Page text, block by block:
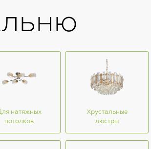
натяжных
потолков
Хрустальные
люстры